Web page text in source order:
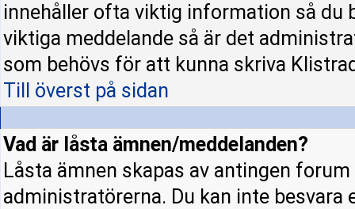
innehåller ofta viktig information så du
viktiga meddelande så är det
som behövs för att kunna skriva
Till överst på sidan
Vad är låsta ämnen/meddelanden?
Låsta ämnen skapas av antingen
administratörerna. Du kan inte